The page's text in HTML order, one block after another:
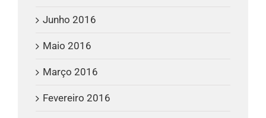
Junho 2016
Maio 2016
Março 2016
Fevereiro 2016